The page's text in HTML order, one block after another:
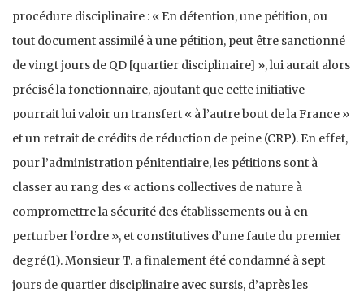
procédure disciplinaire : « En détention, une pétition, ou
tout document assimilé à une pétition, peut être sanctionné
de vingt jours de QD [quartier disciplinaire] », lui aurait alors
précisé la fonctionnaire, ajoutant que cette initiative
pourrait lui valoir un transfert « à l’autre bout de la France »
et un retrait de crédits de réduction de peine (CRP). En effet,
pour l’administration pénitentiaire, les pétitions sont à
classer au rang des « actions collectives de nature à
compromettre la sécurité des établissements ou à en
perturber l’ordre », et constitutives d’une faute du premier
degré(1). Monsieur T. a finalement été condamné à sept
jours de quartier disciplinaire avec sursis, d’après les